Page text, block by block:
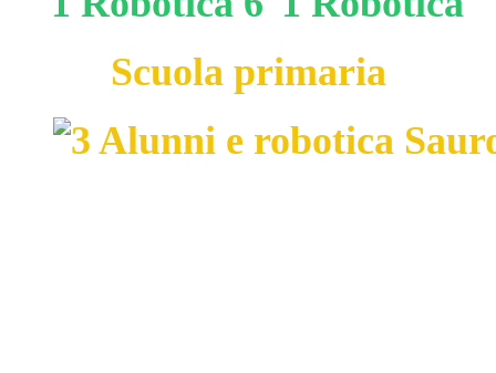
Scuola primaria